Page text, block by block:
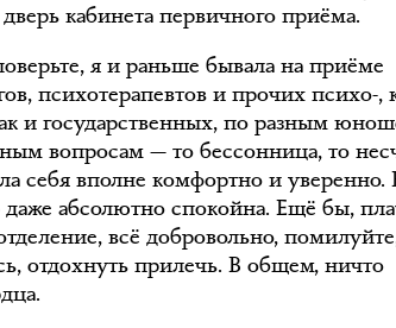
кабинета первичного приёма.
я и раньше бывала на приёме
психотерапевтов и прочих психо-,
и государственных, по разным
вопросам — то бессонница, то
себя вполне комфортно и уверенно.
даже абсолютно спокойна. Ещё бы,
всё добровольно,
отдохнуть прилечь. В общем, ничто